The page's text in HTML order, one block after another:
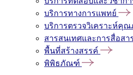
บริการทางการแพทย์
บริการตรวจวิเคราะห์คุ
สารสนเทศและการสื่อสา
พื้นที่สร้างสรรค์
พิพิธภัณฑ์